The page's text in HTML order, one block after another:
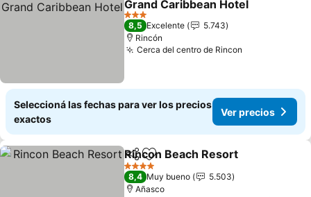
Grand Caribbean Hotel
3 Estrellas
8,5 Excelente
5.743
Rincón
Cerca del centro de Rincon
Seleccioná las fechas para ver los precios
exactos
Ver precios
CompartirAñadir a favoritos
Rincon Beach Resort
4 Estrellas
8,4 Muy bueno
5.503
Añasco